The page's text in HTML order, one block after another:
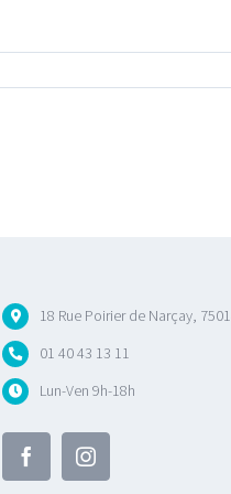
18 Rue Poirier de Narçay,
01 40 43 13 11
Lun-Ven 9h-18h